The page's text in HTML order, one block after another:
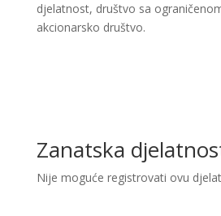
djelatnost, društvo sa
akcionarsko društvo.
Zanatska
Nije moguće registrovati ovu